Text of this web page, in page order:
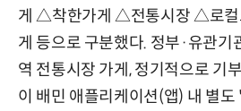
게 △착한가게 △전통시장 △로
게 등으로 구분했다. 정부·유관기
역 전통시장 가게, 정기적으로 기
이 배민 애플리케이션(앱) 내 별도